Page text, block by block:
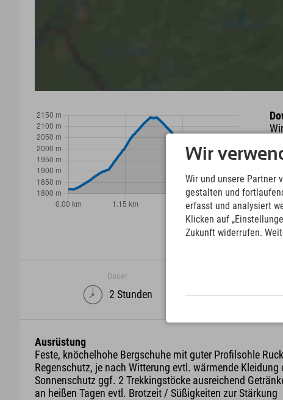
Dauer
2 Stunden
Ausrüstung
Feste, knöchelhohe Bergschuhe mit guter Profilsohle
Regenschutz, je nach Witterung evtl. wärmende Kleidung
Sonnenschutz ggf. 2 Trekkingstöcke ausreichend
an heißen Tagen evtl. Brotzeit / Süßigkeiten zur Stärkung
Wir
Wir und unsere Partner
gestalten und
erfasst und analysiert
Klicken auf
Zukunft widerrufen.